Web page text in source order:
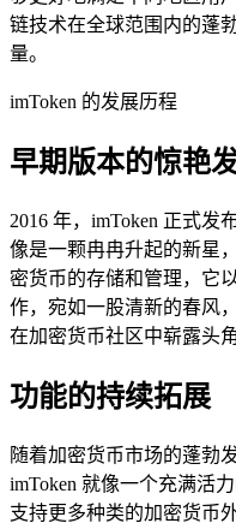
链技术在全球范围内的蓬
量。
imToken 的发展历程
早期版本的惊艳
2016 年，imToken 正式发
像是一颗冉冉升起的新星
密货币的存储和管理，它
作，宛如一股清新的春风
在加密货币社区中崭露头
功能的持续拓展
随着加密货币市场的蓬勃
imToken 就像一个充满活
支持更多种类的加密货币